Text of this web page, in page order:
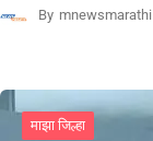
By mnewsmarathi
माझा जिल्हा